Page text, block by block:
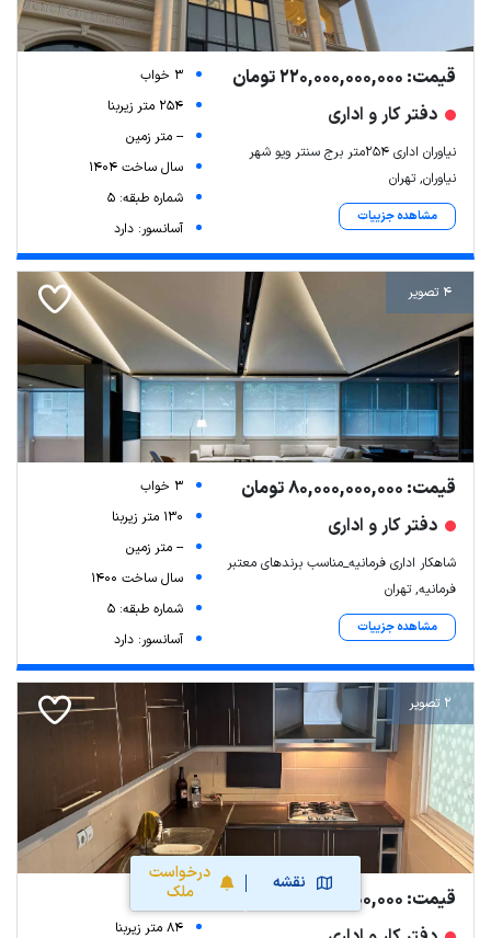
نقشه
درخواست
ملک
قیمت: 220,000,000,000 تومان
دفتر کار و اداری
نیاوران اداری ۲۵۴متر برج سنتر ویو شهر
نیاوران, تهران
مشاهده جزییات
3 خواب
254 متر زیربنا
-- متر زمین
سال ساخت 1404
شماره طبقه: 5
آسانسور: دارد
4 تصویر
قیمت: 80,000,000,000 تومان
دفتر کار و اداری
شاهکار اداری فرمانیه_مناسب برندهای معتبر
فرمانیه, تهران
مشاهده جزییات
3 خواب
130 متر زیربنا
-- متر زمین
سال ساخت 1400
شماره طبقه: 5
آسانسور: دارد
2 تصویر
قیمت: 35,000,000,000 تومان
1 خواب
84 متر زیربنا